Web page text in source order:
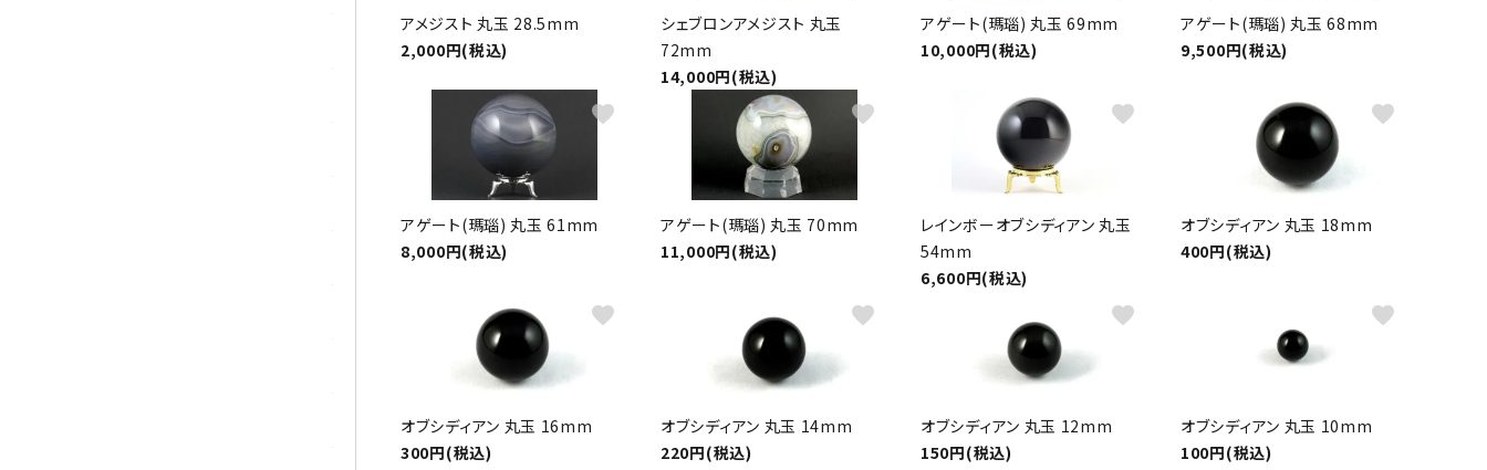
アメジスト 丸玉 28.5mm
2,000円(税込)
シェブロンアメジスト 丸玉
72mm
14,000円(税込)
アゲート(瑪瑙) 丸玉 69mm
10,000円(税込)
アゲート(瑪瑙) 丸玉 68mm
9,500円(税込)
アゲート(瑪瑙) 丸玉 61mm
8,000円(税込)
favorite
アゲート(瑪瑙) 丸玉 70mm
11,000円(税込)
favorite
レインボーオブシディアン 丸玉
54mm
6,600円(税込)
favorite
オブシディアン 丸玉 18mm
400円(税込)
favorite
オブシディアン 丸玉 16mm
300円(税込)
favorite
オブシディアン 丸玉 14mm
220円(税込)
favorite
オブシディアン 丸玉 12mm
150円(税込)
favorite
オブシディアン 丸玉 10mm
100円(税込)
favorite